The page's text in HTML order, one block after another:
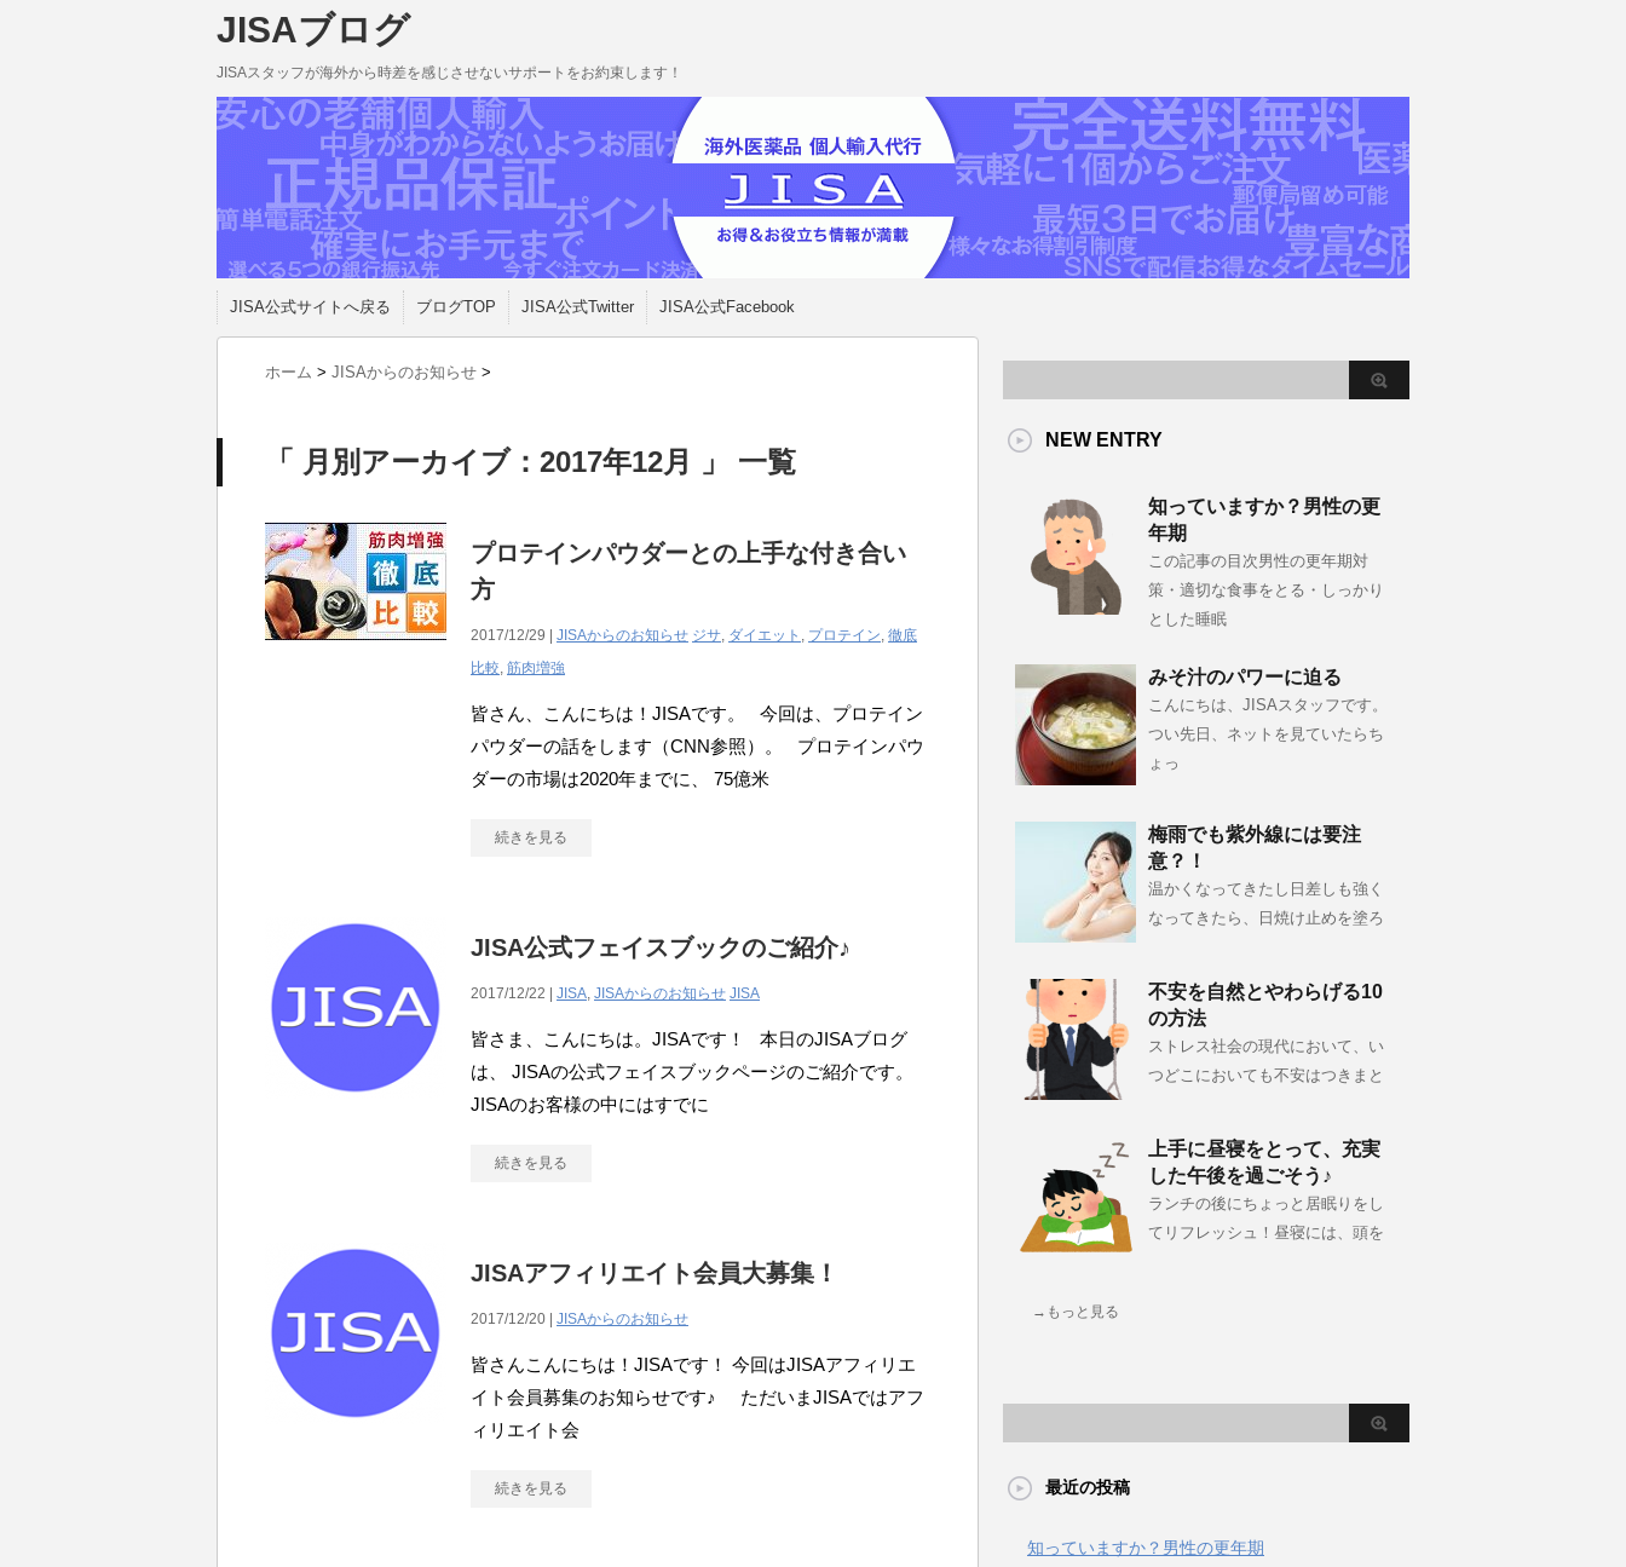
JISAブログ
JISAスタッフが海外から時差を感じさせないサポートをお約束します！
JISA公式サイトへ戻る ブログTOP JISA公式Twitter JISA公式Facebook
ホーム > JISAからのお知らせ >
「 月別アーカイブ：2017年12月 」 一覧
プロテインパウダーとの上手な付き合い
方
2017/12/29 | JISAからのお知らせ ジサ, ダイエット , プロテイン, 徹底
比較, 筋肉増強
皆さん、こんにちは！JISAです。 今回は、プロテイン
パウダーの話をします（CNN参照）。 プロテインパウ
ダーの市場は2020年までに、 75億米
続きを見る
JISA公式フェイスブックのご紹介♪
2017/12/22 | JISA, JISAからのお知らせ JISA
皆さま、こんにちは。JISAです！ 本日のJISAブログ
は、 JISAの公式フェイスブックページのご紹介です。
JISAのお客様の中にはすでに
続きを見る
JISAアフィリエイト会員大募集！
2017/12/20 | JISAからのお知らせ
皆さんこんにちは！JISAです！ 今回はJISAアフィリエ
イト会員募集のお知らせです♪ ただいまJISAではアフ
ィリエイト会
続きを見る
NEW ENTRY
知っていますか？男性の更
年期
この記事の目次男性の更年期対
策・適切な食事をとる・しっかり
とした睡眠
みそ汁のパワーに迫る
こんにちは、JISAスタッフです。
つい先日、ネットを見ていたらち
ょっ
梅雨でも紫外線には要注
意？！
温かくなってきたし日差しも強く
なってきたら、日焼け止めを塗ろ
不安を自然とやわらげる10
の方法
ストレス社会の現代において、い
つどこにおいても不安はつきまと
上手に昼寝をとって、充実
した午後を過ごそう♪
ランチの後にちょっと居眠りをし
てリフレッシュ！昼寝には、頭を
→もっと見る
最近の投稿
知っていますか？男性の更年期